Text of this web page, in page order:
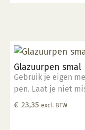
Glazuurpen smal
Gebruik je eigen
pen. Laat je niet
ingenieurs van
€ 23,35 excl. BTW